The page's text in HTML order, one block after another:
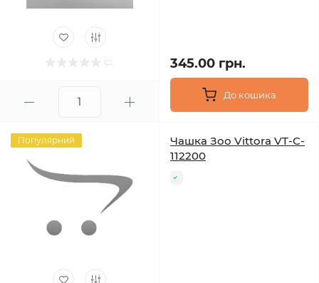
345.00 грн.
До кошика
Популярний
Чашка Зоо Vittora VT-C-
112200